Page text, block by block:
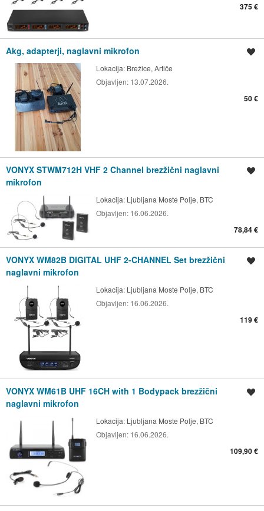
375 €
Akg, adapterji, naglavni mikrofon
Lokacija: Brežice, Artiče
Objavljen: 13.07.2026.
50 €
VONYX STWM712H VHF 2 Channel brezžični naglavni
mikrofon
Lokacija: Ljubljana Moste Polje, BTC
Objavljen: 16.06.2026.
78,84 €
VONYX WM82B DIGITAL UHF 2-CHANNEL Set brezžični
naglavni mikrofon
Lokacija: Ljubljana Moste Polje, BTC
Objavljen: 16.06.2026.
119 €
VONYX WM61B UHF 16CH with 1 Bodypack brezžični
naglavni mikrofon
Lokacija: Ljubljana Moste Polje, BTC
Objavljen: 16.06.2026.
109,90 €